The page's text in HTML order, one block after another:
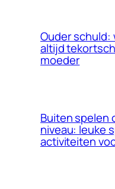
Ouder schuld:
altijd
moeder
Buiten spelen
niveau: leuke
activiteiten